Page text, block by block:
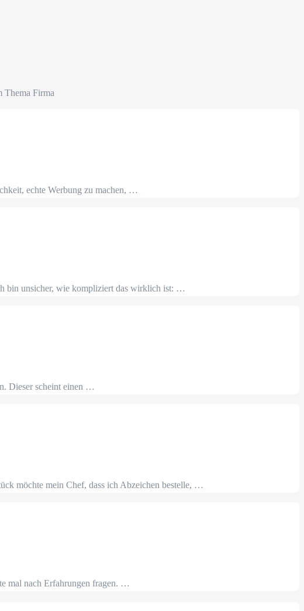
Thema Firma
echte Werbung zu machen, …
bin unsicher, wie kompliziert das wirklich ist: …
Dieser scheint einen …
möchte mein Chef, dass ich Abzeichen bestelle, …
mal nach Erfahrungen fragen. …